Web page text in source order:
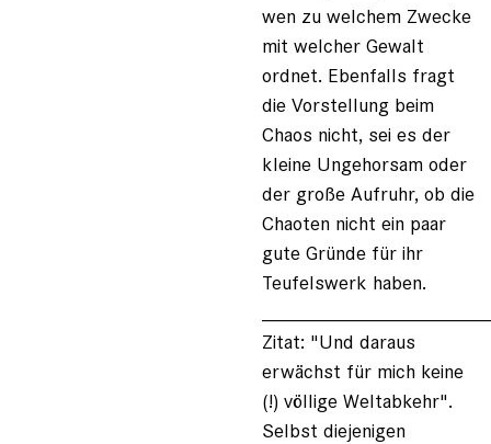
wen zu welchem Zwecke
mit welcher Gewalt
ordnet. Ebenfalls fragt
die Vorstellung beim
Chaos nicht, sei es der
kleine Ungehorsam oder
der große Aufruhr, ob die
Chaoten nicht ein paar
gute Gründe für ihr
Teufelswerk haben.
Zitat: "Und daraus
erwächst für mich keine
(!) völlige Weltabkehr".
Selbst diejenigen